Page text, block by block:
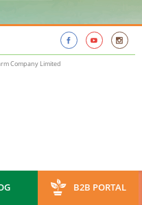
Company Limited
B2B PORTAL